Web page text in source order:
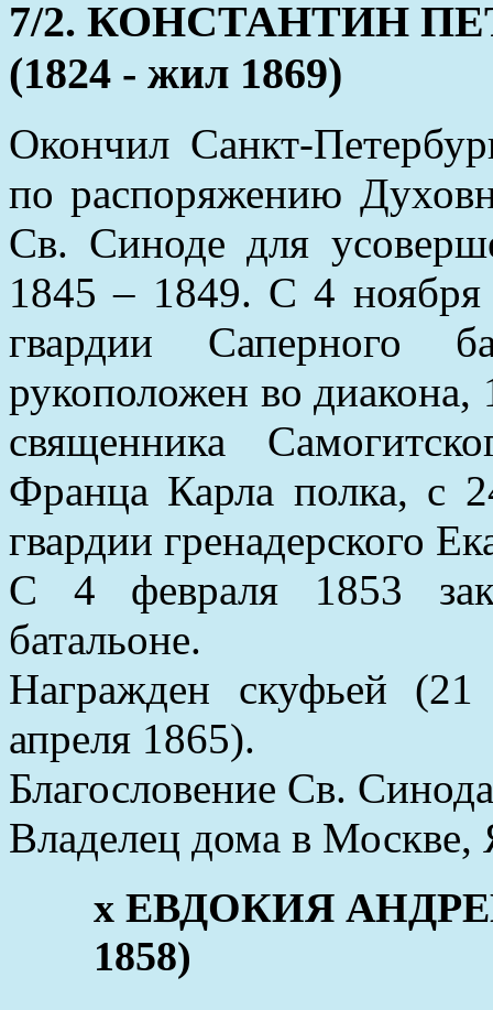
7/2. КОНСТАНТИН
(1824 - жил 1869)
Окончил Санкт-
по распоряжению
Св. Синоде для
1845 – 1849. С 4
гвардии Саперного
рукоположен во
священника
Франца Карла полка, с
гвардии гренадерского
С 4 февраля 1853
батальоне.
Награжден скуфьей
апреля 1865).
Благословение Св.
Владелец дома в Москве,
x ЕВДОКИЯ
1858)